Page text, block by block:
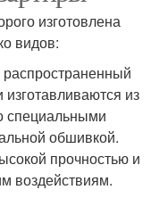
изготовлена
видов:
из
специальными
обшивкой.
прочностью и
воздействиям.